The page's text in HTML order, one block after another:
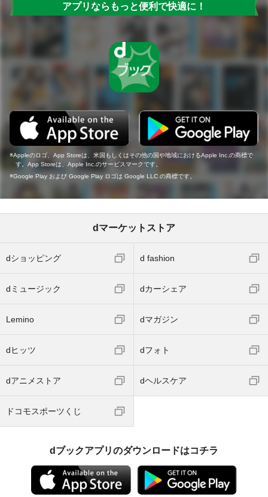
アプリならもっと便利で快適に！
Appleのロゴ、App Storeは、米国もしくはその他の国や地域におけるApple Inc.の商標で
す。App Storeは、Apple Inc.のサービスマークです。
Google Play および Google Play ロゴは Google LLC の商標です。
dマーケットストア
dショッピング d fashion
dミュージック dカーシェア
Lemino dマガジン
dヒッツ dフォト
dアニメストア dヘルスケア
ドコモスポーツくじ
dブックアプリのダウンロードはコチラ